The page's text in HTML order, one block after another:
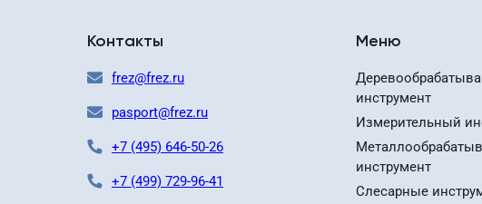
Контакты
frez@frez.ru
pasport@frez.ru
+7 (495) 646-50-26
+7 (499) 729-96-41
Меню
инструмент
Измерительный
инструмент
Слесарные